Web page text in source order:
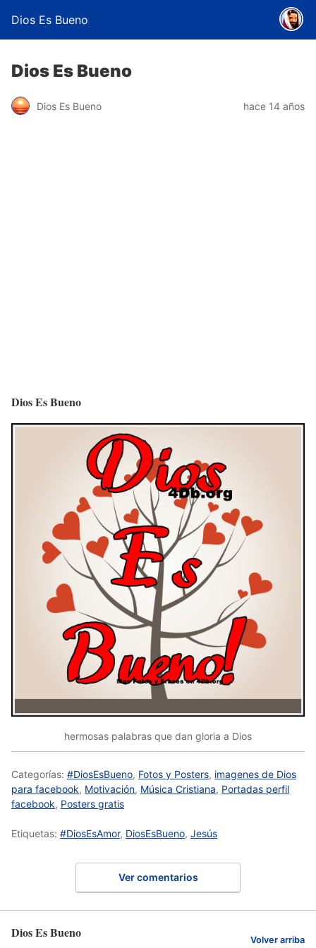
Dios Es Bueno
Dios Es Bueno
Dios Es Bueno hace 14 años
Dios Es Bueno
hermosas palabras que dan gloria a Dios
Categorías: #DiosEsBueno, Fotos y Posters, imagenes de Dios
para facebook, Motivación, Música Cristiana, Portadas perfil
facebook, Posters gratis
Etiquetas: #DiosEsAmor, DiosEsBueno, Jesús
Ver comentarios
Dios Es Bueno Volver arriba